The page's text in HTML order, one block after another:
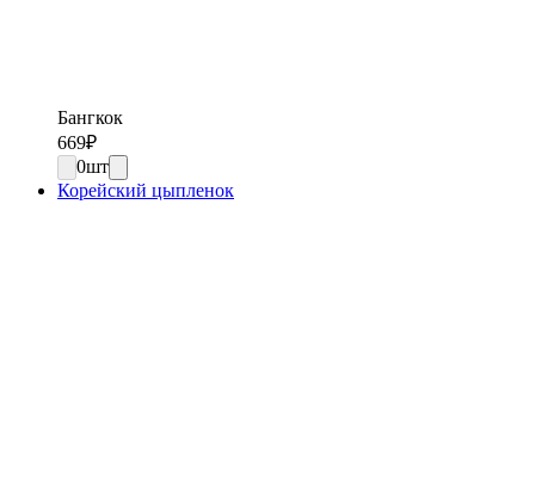
Бангкок
669₽
0шт
Корейский цыпленок